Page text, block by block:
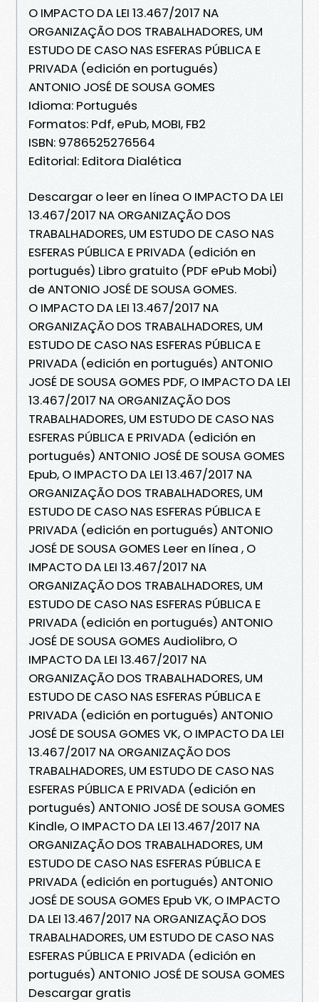
O IMPACTO DA LEI 13.467/2017 NA
ORGANIZAÇÃO DOS TRABALHADORES, UM
ESTUDO DE CASO NAS ESFERAS PÚBLICA E
PRIVADA (edición en portugués)
ANTONIO JOSÉ DE SOUSA GOMES
Idioma: Portugués
Formatos: Pdf, ePub, MOBI, FB2
ISBN: 9786525276564
Editorial: Editora Dialética
Descargar o leer en línea O IMPACTO DA LEI
13.467/2017 NA ORGANIZAÇÃO DOS
TRABALHADORES, UM ESTUDO DE CASO NAS
ESFERAS PÚBLICA E PRIVADA (edición en
portugués) Libro gratuito (PDF ePub Mobi)
de ANTONIO JOSÉ DE SOUSA GOMES.
O IMPACTO DA LEI 13.467/2017 NA
ORGANIZAÇÃO DOS TRABALHADORES, UM
ESTUDO DE CASO NAS ESFERAS PÚBLICA E
PRIVADA (edición en portugués) ANTONIO
JOSÉ DE SOUSA GOMES PDF, O IMPACTO DA LEI
13.467/2017 NA ORGANIZAÇÃO DOS
TRABALHADORES, UM ESTUDO DE CASO NAS
ESFERAS PÚBLICA E PRIVADA (edición en
portugués) ANTONIO JOSÉ DE SOUSA GOMES
Epub, O IMPACTO DA LEI 13.467/2017 NA
ORGANIZAÇÃO DOS TRABALHADORES, UM
ESTUDO DE CASO NAS ESFERAS PÚBLICA E
PRIVADA (edición en portugués) ANTONIO
JOSÉ DE SOUSA GOMES Leer en línea , O
IMPACTO DA LEI 13.467/2017 NA
ORGANIZAÇÃO DOS TRABALHADORES, UM
ESTUDO DE CASO NAS ESFERAS PÚBLICA E
PRIVADA (edición en portugués) ANTONIO
JOSÉ DE SOUSA GOMES Audiolibro, O
IMPACTO DA LEI 13.467/2017 NA
ORGANIZAÇÃO DOS TRABALHADORES, UM
ESTUDO DE CASO NAS ESFERAS PÚBLICA E
PRIVADA (edición en portugués) ANTONIO
JOSÉ DE SOUSA GOMES VK, O IMPACTO DA LEI
13.467/2017 NA ORGANIZAÇÃO DOS
TRABALHADORES, UM ESTUDO DE CASO NAS
ESFERAS PÚBLICA E PRIVADA (edición en
portugués) ANTONIO JOSÉ DE SOUSA GOMES
Kindle, O IMPACTO DA LEI 13.467/2017 NA
ORGANIZAÇÃO DOS TRABALHADORES, UM
ESTUDO DE CASO NAS ESFERAS PÚBLICA E
PRIVADA (edición en portugués) ANTONIO
JOSÉ DE SOUSA GOMES Epub VK, O IMPACTO
DA LEI 13.467/2017 NA ORGANIZAÇÃO DOS
TRABALHADORES, UM ESTUDO DE CASO NAS
ESFERAS PÚBLICA E PRIVADA (edición en
portugués) ANTONIO JOSÉ DE SOUSA GOMES
Descargar gratis